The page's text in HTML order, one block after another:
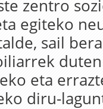
zentro
egiteko
sail
eta
diru-